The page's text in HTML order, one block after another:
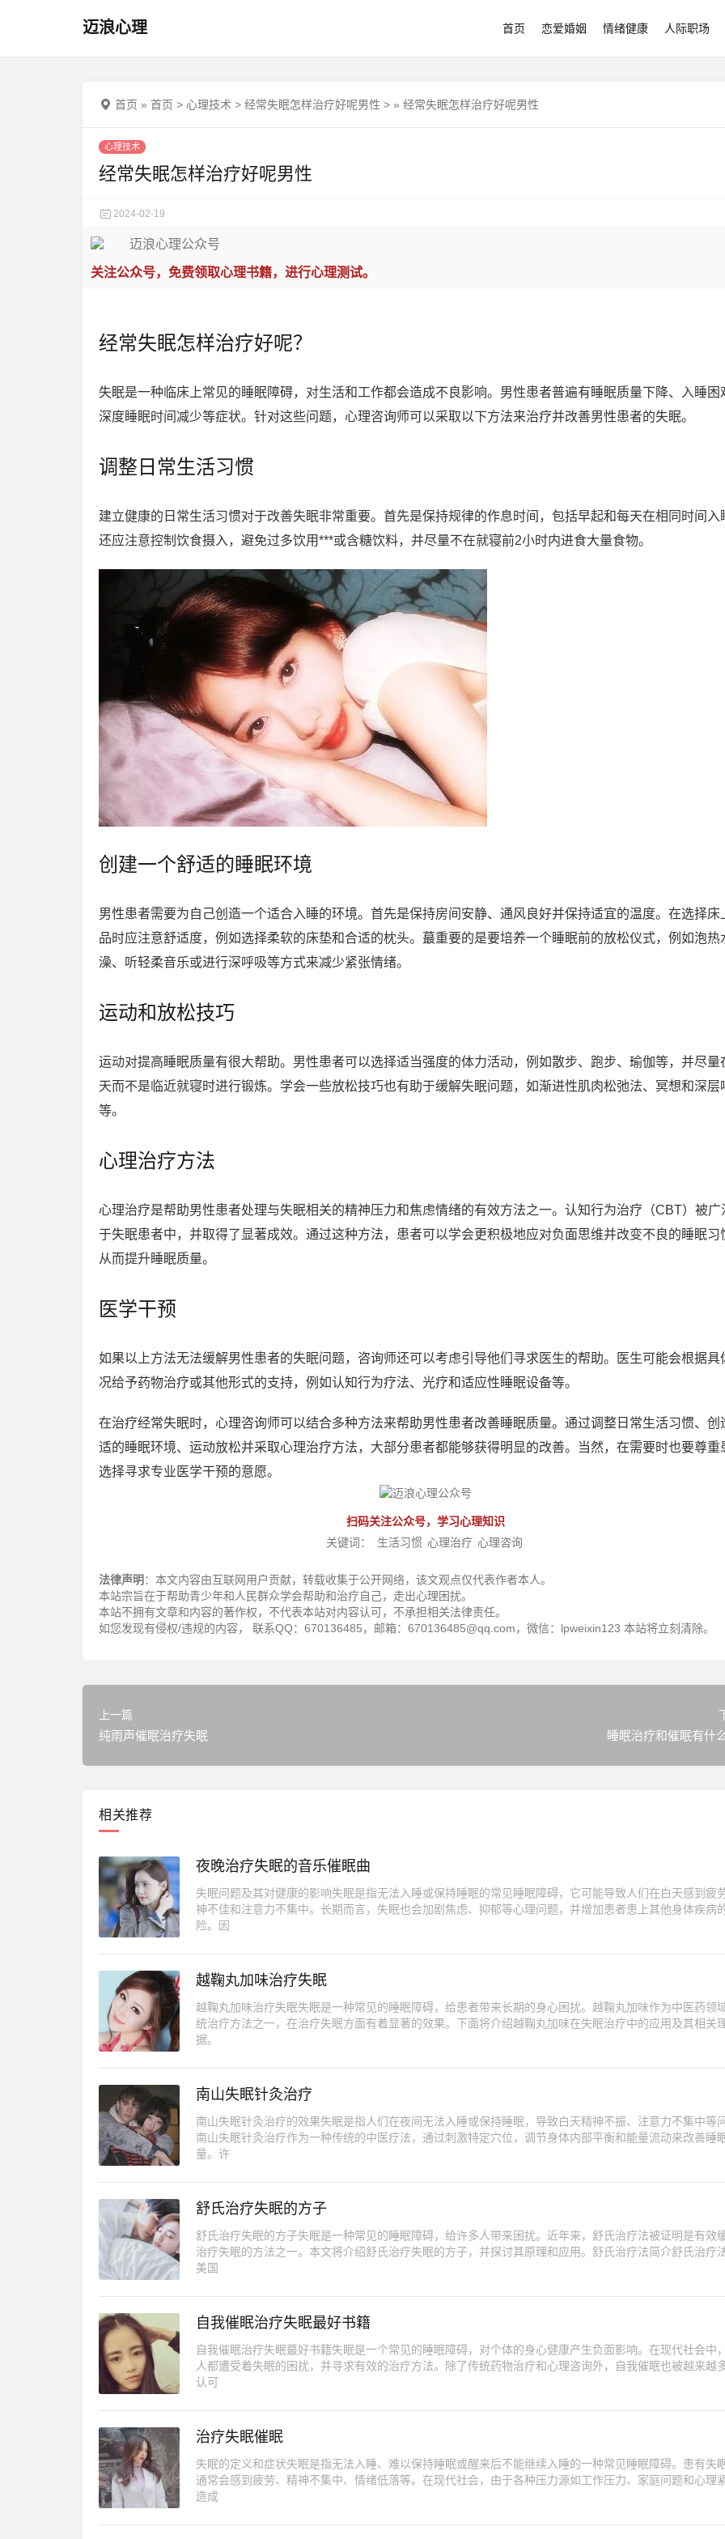
迈浪心理 首页 恋爱婚姻 情绪健康 人际职场
首页 » 首页 > 心理技术 > 经常失眠怎样治疗好呢男性 > » 经常失眠怎样治疗好呢男性
心理技术
经常失眠怎样治疗好呢男性
2024-02-19
关注公众号，免费领取心理书籍，进行心理测试。
经常失眠怎样治疗好呢？
失眠是一种临床上常见的睡眠障碍，对生活和工作都会造成不良影响。男性患者普遍有睡眠质量下降、入睡困
深度睡眠时间减少等症状。针对这些问题，心理咨询师可以采取以下方法来治疗并改善男性患者的失眠。
调整日常生活习惯
建立健康的日常生活习惯对于改善失眠非常重要。首先是保持规律的作息时间，包括早起和每天在相同时间入
还应注意控制饮食摄入，避免过多饮用***或含糖饮料，并尽量不在就寝前2小时内进食大量食物。
创建一个舒适的睡眠环境
男性患者需要为自己创造一个适合入睡的环境。首先是保持房间安静、通风良好并保持适宜的温度。在选择床
品时应注意舒适度，例如选择柔软的床垫和合适的枕头。蕞重要的是要培养一个睡眠前的放松仪式，例如泡热
澡、听轻柔音乐或进行深呼吸等方式来减少紧张情绪。
运动和放松技巧
运动对提高睡眠质量有很大帮助。男性患者可以选择适当强度的体力活动，例如散步、跑步、瑜伽等，并尽量
天而不是临近就寝时进行锻炼。学会一些放松技巧也有助于缓解失眠问题，如渐进性肌肉松弛法、冥想和深层
等。
心理治疗方法
心理治疗是帮助男性患者处理与失眠相关的精神压力和焦虑情绪的有效方法之一。认知行为治疗（CBT）被广
于失眠患者中，并取得了显著成效。通过这种方法，患者可以学会更积极地应对负面思维并改变不良的睡眠习
从而提升睡眠质量。
医学干预
如果以上方法无法缓解男性患者的失眠问题，咨询师还可以考虑引导他们寻求医生的帮助。医生可能会根据具
况给予药物治疗或其他形式的支持，例如认知行为疗法、光疗和适应性睡眠设备等。
在治疗经常失眠时，心理咨询师可以结合多种方法来帮助男性患者改善睡眠质量。通过调整日常生活习惯、创
适的睡眠环境、运动放松并采取心理治疗方法，大部分患者都能够获得明显的改善。当然，在需要时也要尊重
选择寻求专业医学干预的意愿。
扫码关注公众号，学习心理知识
关键词：
生活习惯 心理治疗 心理咨询
法律声明 ：本文内容由互联网用户贡献，转载收集于公开网络，该文观点仅代表作者本人。
本站宗旨在于帮助青少年和人民群众学会帮助和治疗自己，走出心理困扰。
本站不拥有文章和内容的著作权，不代表本站对内容认可，不承担相关法律责任。
如您发现有侵权/违规的内容， 联系QQ：670136485，邮箱：670136485@qq.com，微信：lpweixin123 本站将立刻清除。
上一篇
纯雨声催眠治疗失眠 睡眠治疗和催眠有什
相关推荐
夜晚治疗失眠的音乐催眠曲
失眠问题及其对健康的影响失眠是指无法入睡或保持睡眠的常见睡眠障碍，它可能导致人们在白天感到疲
神不佳和注意力不集中。长期而言，失眠也会加剧焦虑、抑郁等心理问题，并增加患者患上其他身体疾病
险。因
越鞠丸加味治疗失眠
越鞠丸加味治疗失眠失眠是一种常见的睡眠障碍，给患者带来长期的身心困扰。越鞠丸加味作为中医药领
统治疗方法之一，在治疗失眠方面有着显著的效果。下面将介绍越鞠丸加味在失眠治疗中的应用及其相关
据。
南山失眠针灸治疗
南山失眠针灸治疗的效果失眠是指人们在夜间无法入睡或保持睡眠，导致白天精神不振、注意力不集中等问
南山失眠针灸治疗作为一种传统的中医疗法，通过刺激特定穴位，调节身体内部平衡和能量流动来改善睡
量。许
舒氏治疗失眠的方子
舒氏治疗失眠的方子失眠是一种常见的睡眠障碍，给许多人带来困扰。近年来，舒氏治疗法被证明是有效
治疗失眠的方法之一。本文将介绍舒氏治疗失眠的方子，并探讨其原理和应用。舒氏治疗法简介舒氏治疗
美国
自我催眠治疗失眠最好书籍
自我催眠治疗失眠蕞好书籍失眠是一个常见的睡眠障碍，对个体的身心健康产生负面影响。在现代社会中
人都遭受着失眠的困扰，并寻求有效的治疗方法。除了传统药物治疗和心理咨询外，自我催眠也被越来越
认可
治疗失眠催眠
失眠的定义和症状失眠是指无法入睡、难以保持睡眠或醒来后不能继续入睡的一种常见睡眠障碍。患有失
通常会感到疲劳、精神不集中、情绪低落等。在现代社会，由于各种压力源如工作压力、家庭问题和心理
造成